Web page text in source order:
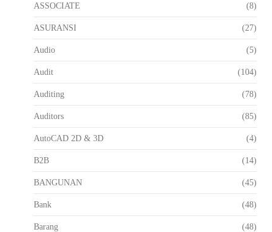
ASSOCIATE (8)
ASURANSI (27)
Audio (5)
Audit (104)
Auditing (78)
Auditors (85)
AutoCAD 2D & 3D (4)
B2B (14)
BANGUNAN (45)
Bank (48)
Barang (48)